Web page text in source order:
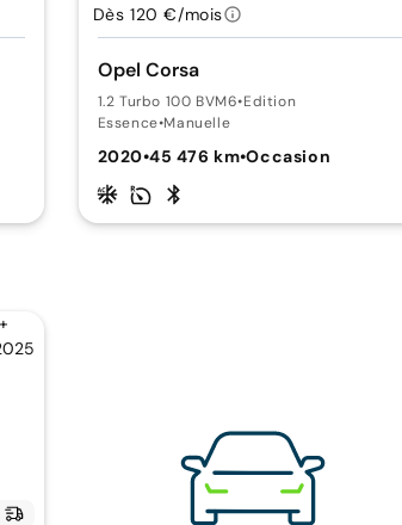
Opel Corsa
1.2 Turbo 100 BVM6•Edition
Essence•Manuelle
2020•45 476 km•Occasion
Dès 120 €/mois